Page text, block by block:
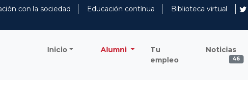
con la sociedad Educación contínua
Biblioteca virtual
Inicio Alumni
Tu
empleo
Noticias
46